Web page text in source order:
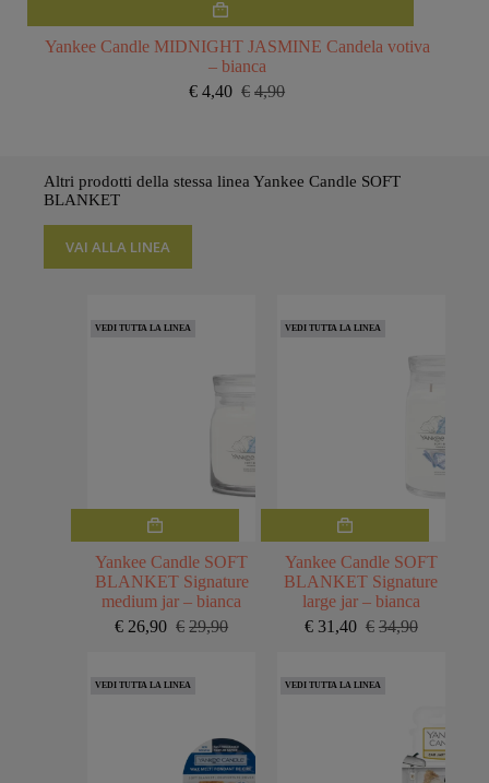
Yankee Candle MIDNIGHT JASMINE Candela votiva
– bianca
€ 4,90
Il
€4,90.
€ 4,40 Il
€4,40.
Altri prodotti della stessa linea Yankee Candle SOFT
BLANKET
VAI ALLA LINEA
VEDI TUTTA LA LINEA
Yankee Candle SOFT
BLANKET Signature
medium jar – bianca
€ 29,90
Il
era:
€ 26,90 Il
è:
VEDI TUTTA LA LINEA
Yankee Candle SOFT
BLANKET Signature
large jar – bianca
€ 34,90
Il
era:
€ 31,40 Il
è:
VEDI TUTTA LA LINEA VEDI TUTTA LA LINEA